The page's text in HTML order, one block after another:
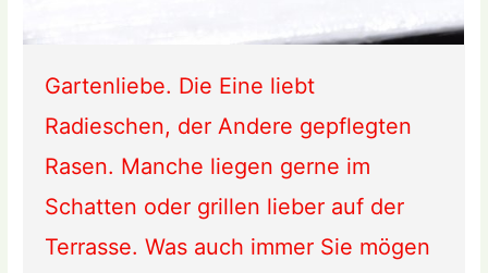
Gartenliebe. Die Eine liebt
Radieschen, der Andere gepflegten
Rasen. Manche liegen gerne im
Schatten oder grillen lieber auf der
Terrasse. Was auch immer Sie mögen